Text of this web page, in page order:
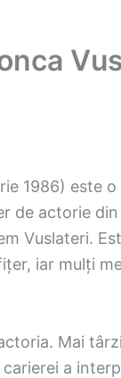
1986) este
de actorie
Vuslateri.
iar mulți
Mai
a